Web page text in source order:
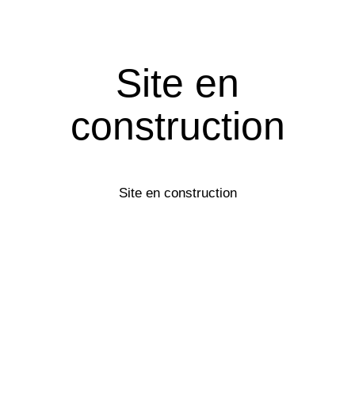
Site en
construction
Site en construction